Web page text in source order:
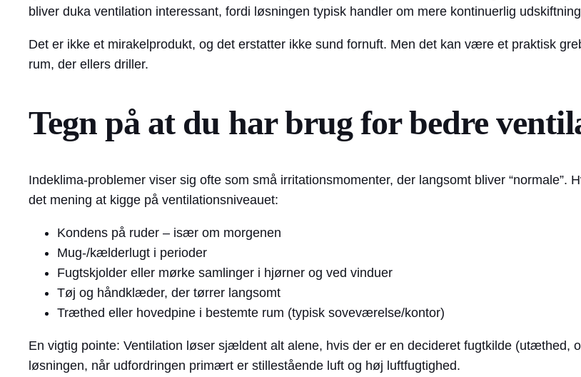
bliver duka ventilation interessant, fordi løsningen typisk handler om mere kontinuerlig
Det er ikke et mirakelprodukt, og det erstatter ikke sund fornuft. Men det kan være et praktisk
rum, der ellers driller.
Tegn på at du har brug for bedre
Indeklima-problemer viser sig ofte som små irritationsmomenter, der langsomt bliver “normale”.
det mening at kigge på ventilationsniveauet:
Kondens på ruder – især om morgenen
Mug-/kælderlugt i perioder
Fugtskjolder eller mørke samlinger i hjørner og ved vinduer
Tøj og håndklæder, der tørrer langsomt
Træthed eller hovedpine i bestemte rum (typisk soveværelse/kontor)
En vigtig pointe: Ventilation løser sjældent alt alene, hvis der er en decideret fugtkilde (utæthed,
løsningen, når udfordringen primært er stillestående luft og høj luftfugtighed.